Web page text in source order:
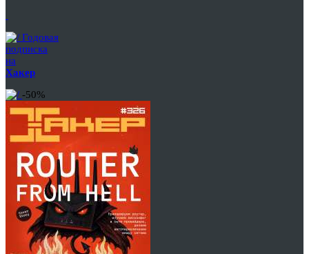
Годовая
подписка
на
Хакер
-50%